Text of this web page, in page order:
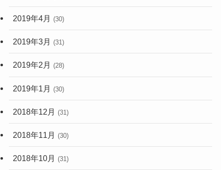
2019年4月 (30)
2019年3月 (31)
2019年2月 (28)
2019年1月 (30)
2018年12月 (31)
2018年11月 (30)
2018年10月 (31)